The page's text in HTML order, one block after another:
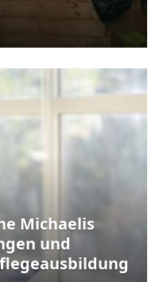
Michaelis
und